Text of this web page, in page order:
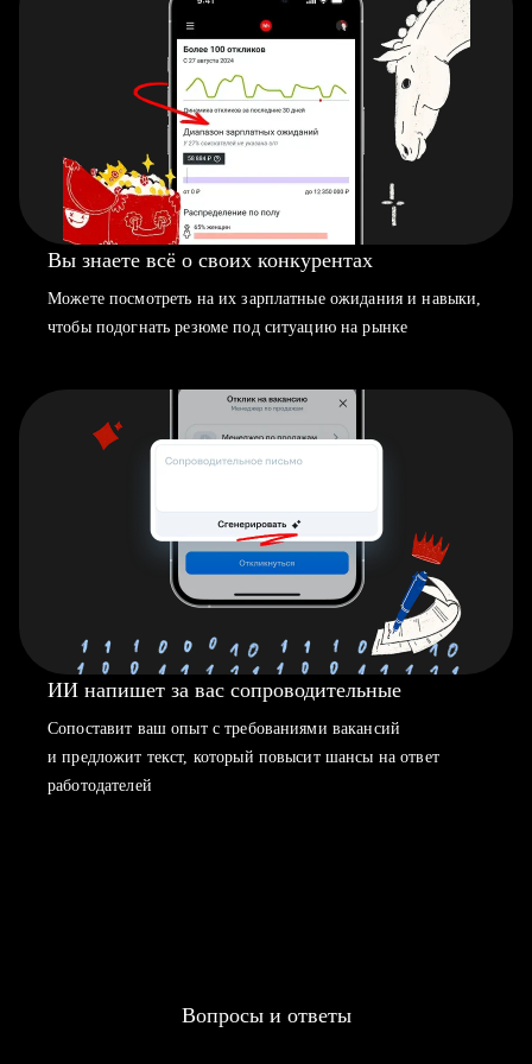
Вы знаете всё о своих конкурентах
Можете посмотреть на их зарплатные ожидания и навыки,
чтобы подогнать резюме под ситуацию на рынке
ИИ напишет за вас сопроводительные
Сопоставит ваш опыт с требованиями вакансий
и предложит текст, который повысит шансы на ответ
работодателей
Вопросы и ответы